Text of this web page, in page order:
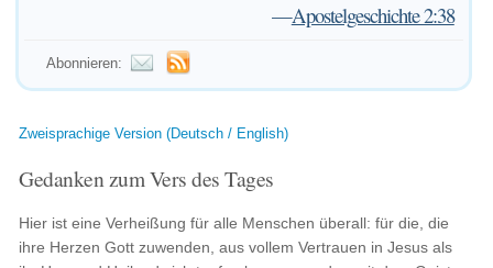
—Apostelgeschichte 2:38
Abonnieren:
Zweisprachige Version (Deutsch / English)
Gedanken zum Vers des Tages
Hier ist eine Verheißung für alle Menschen überall: für die, die
ihre Herzen Gott zuwenden, aus vollem Vertrauen in Jesus als